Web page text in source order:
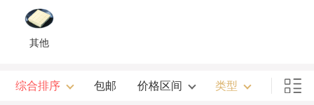
其他
综合排序 包邮 价格区间 类型